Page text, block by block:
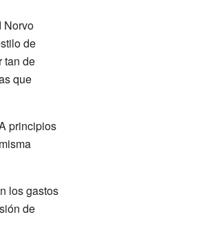
Norvo
de
tan de
que
principios
los gastos
de